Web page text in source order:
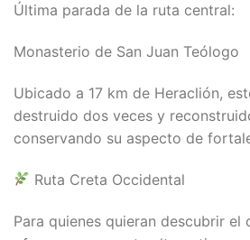
Última parada de la ruta central:
Monasterio de San Juan Teólogo
Ubicado a 17 km de Heraclión,
destruido dos veces y
conservando su aspecto de
Ruta Creta Occidental
Para quienes quieran descubrir el